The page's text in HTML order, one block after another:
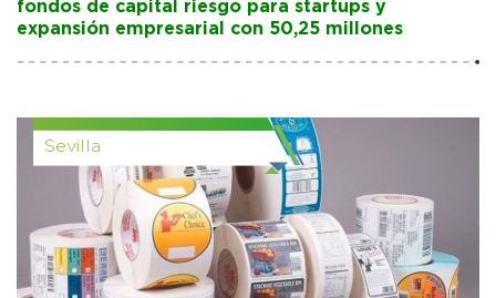
fondos de capital riesgo para startups y
expansión empresarial con 50,25 millones
Sevilla